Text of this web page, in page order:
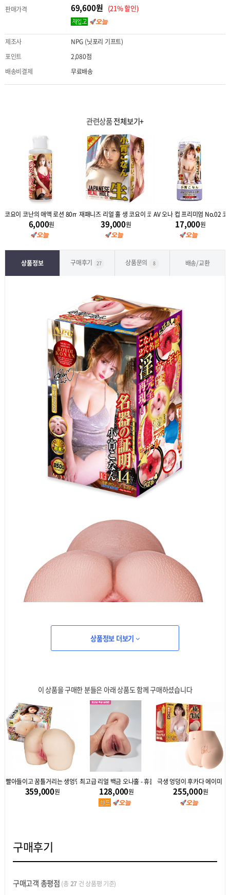
판매가격 69,600원 (21% 할인)
제조사
NPG (닛포리 기프트)
포인트
2,080점
배송비결제
무료배송
관련상품전체보기+
입 코요이 코난
코요이 코난의 애액 로션 80ml
6,000원
재패니즈 리얼 홀 생 코요이 코난
39,000원
AV 오나 컵 프리미엄 No.02 코
17,000원
상품정보 구매후기 27 상품문의 8 배송/교환
상품정보 더보기
이 상품을 구매한 분들은 아래 상품도 함께 구매하셨습니다
후카다 에이미(深田えいみ) +고급수용성젤 200ml 증정!
빨아들이고 꿈틀거리는 생엉덩이 명기 키타노 미나
359,000원
최고급 리얼 백금 오나홀 - 휴홀 1kg
128,000원
극생 엉덩이 후카다 에이미
255,000원
구매후기
구매고객 총평점 (총27건 상품평 기준)